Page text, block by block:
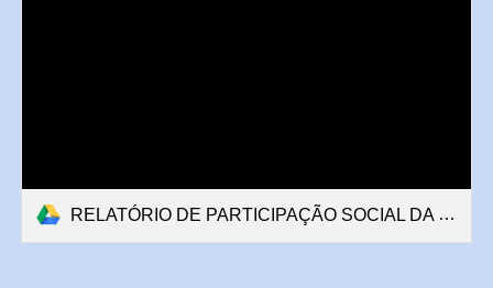
RELATÓRIO DE PARTICIPAÇÃO SOCIAL DA COMUNIDADE ANGELMAN 2025 FINAL.pdf